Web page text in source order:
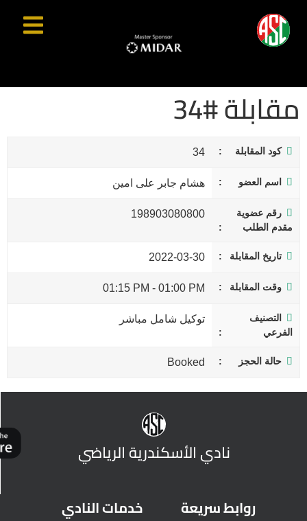
مقابلة #34
كود المقابلة 34
اسم العضو هشام جابر على امين
رقم عضوية
مقدم الطلب
198903080800
تاريخ المقابلة 2022-03-30
وقت المقابلة 01:00 PM
-
01:15 PM
التصنيف
الفرعي
توكيل شامل مباشر
حالة الحجز Booked
نادي الأسكندرية الرياضي
روابط سريعة خدمات النادي